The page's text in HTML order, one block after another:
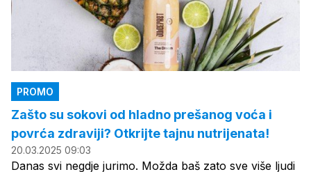
PROMO
Zašto su sokovi od hladno prešanog voća i
povrća zdraviji? Otkrijte tajnu nutrijenata!
20.03.2025 09:03
Danas svi negdje jurimo. Možda baš zato sve više ljudi